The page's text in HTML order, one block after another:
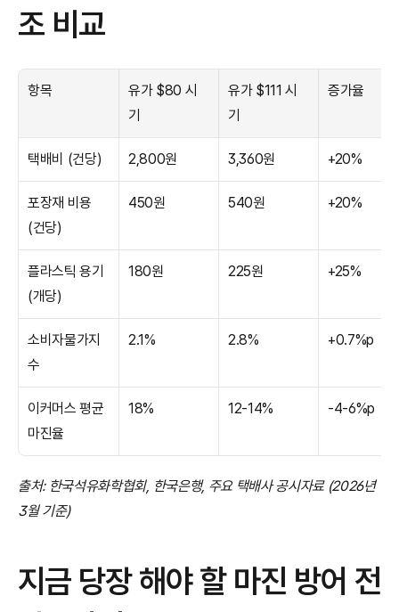
조 비교
항목
유가 $80 시
기
유가 $111 시
기
증가율
택배비 (건당) 2,800원 3,360원 +20%
포장재 비용
(건당)
450원 540원 +20%
플라스틱 용기
(개당)
180원 225원 +25%
소비자물가지
수
2.1% 2.8% +0.7%p
이커머스 평균
마진율
18% 12-14% -4-6%p
출처: 한국석유화학협회, 한국은행, 주요 택배사 공시자료 (2026년
3월 기준)
지금 당장 해야 할 마진 방어 전